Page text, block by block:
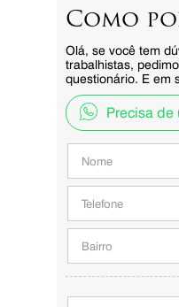
Como
Olá, se você tem
trabalhistas,
questionário. E em
Precisa de